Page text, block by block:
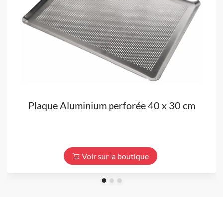
Plaque Aluminium perforée 40 x 30 cm
Voir sur la boutique